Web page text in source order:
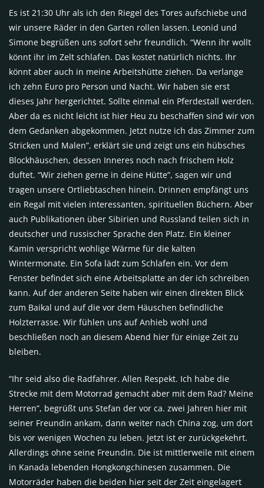
Es ist 21:30 Uhr als ich den Riegel des Tores aufschiebe und
wir unsere Räder in den Garten rollen lassen. Leonid und
Simone begrüßen uns sofort sehr freundlich. “Wenn ihr wollt
könnt ihr im Zelt schlafen. Das kostet natürlich nichts. Ihr
könnt aber auch in meine Arbeitshütte ziehen. Da verlange
ich zehn Euro pro Person und Nacht. Wir haben sie erst
dieses Jahr hergerichtet. Sollte einmal ein Pferdestall werden.
Aber da es nicht leicht ist hier Heu zu beschaffen sind wir von
dem Gedanken abgekommen. Jetzt nutze ich das Zimmer zum
Stricken und Malen”, erklärt sie und zeigt uns ein hübsches
Blockhäuschen, dessen Inneres noch nach frischem Holz
duftet. “Wir ziehen gerne in deine Hütte”, sagen wir und
tragen unsere Ortliebtaschen hinein. Drinnen empfängt uns
ein Regal mit vielen interessanten, spirituellen Büchern. Aber
auch Publikationen über Sibirien und Russland teilen sich in
deutscher und russischer Sprache den Platz. Ein kleiner
Kamin verspricht wohlige Wärme für die kalten
Wintermonate. Ein Sofa lädt zum Schlafen ein. Vor dem
Fenster befindet sich eine Arbeitsplatte an der ich schreiben
kann. Auf der anderen Seite haben wir einen direkten Blick
zum Baikal und auf die vor dem Häuschen befindliche
Holzterrasse. Wir fühlen uns auf Anhieb wohl und
beschließen noch an diesem Abend hier für einige Zeit zu
bleiben.
“Ihr seid also die Radfahrer. Allen Respekt. Ich habe die
Strecke mit dem Motorrad gemacht aber mit dem Rad? Meine
Herren”, begrüßt uns Stefan der vor ca. zwei Jahren hier mit
seiner Freundin ankam, dann weiter nach China zog, um dort
bis vor wenigen Wochen zu leben. Jetzt ist er zurückgekehrt.
Allerdings ohne seine Freundin. Die ist mittlerweile mit einem
in Kanada lebenden Hongkongchinesen zusammen. Die
Motorräder haben die beiden hier seit der Zeit eingelagert